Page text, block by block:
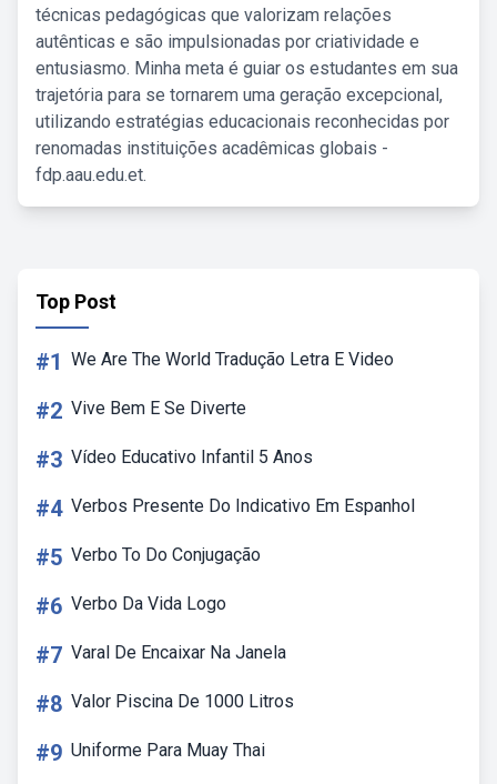
técnicas pedagógicas que valorizam relações
autênticas e são impulsionadas por criatividade e
entusiasmo. Minha meta é guiar os estudantes em sua
trajetória para se tornarem uma geração excepcional,
utilizando estratégias educacionais reconhecidas por
renomadas instituições acadêmicas globais -
fdp.aau.edu.et.
Top Post
#1 We Are The World Tradução Letra E Video
#2 Vive Bem E Se Diverte
#3 Vídeo Educativo Infantil 5 Anos
#4 Verbos Presente Do Indicativo Em Espanhol
#5 Verbo To Do Conjugação
#6 Verbo Da Vida Logo
#7 Varal De Encaixar Na Janela
#8 Valor Piscina De 1000 Litros
#9 Uniforme Para Muay Thai